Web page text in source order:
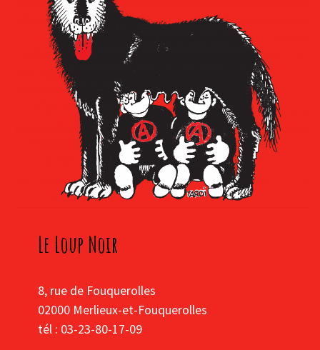
Le Loup Noir
8, rue de Fouquerolles
02000 Merlieux-et-Fouquerolles
tél : 03-23-80-17-09